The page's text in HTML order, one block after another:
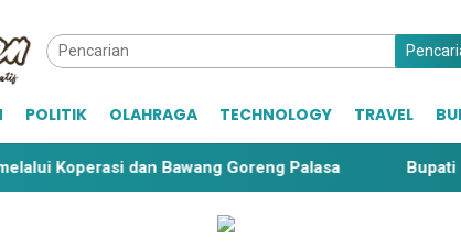
POLITIK OLAHRAGA TECHNOLOGY TRAVEL
dan Bawang Goreng Palasa Bupati Parigi